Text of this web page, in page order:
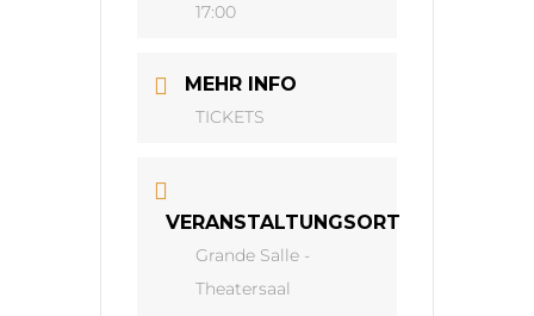
17:00
MEHR INFO
TICKETS
VERANSTALTUNGSORT
Grande Salle -
Theatersaal